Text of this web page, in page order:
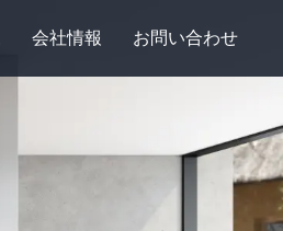
会社情報 お問い合わせ